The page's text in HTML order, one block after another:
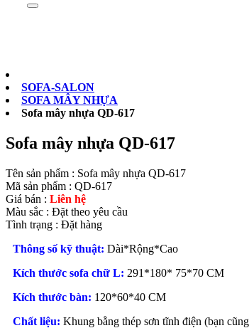
SOFA-SALON
SOFA MÂY NHỰA
Sofa mây nhựa QD-617
Sofa mây nhựa QD-617
Tên sản phẩm : Sofa mây nhựa QD-617
Mã sản phẩm : QD-617
Giá bán : Liên hệ
Màu sắc : Đặt theo yêu cầu
Tình trạng : Đặt hàng
Thông số kỹ thuật: Dài*Rộng*Cao
Kích thước sofa chữ L: 291*180* 75*70 CM
Kích thước bàn: 120*60*40 CM
Chất liệu: Khung bằng thép sơn tĩnh điện (bạn